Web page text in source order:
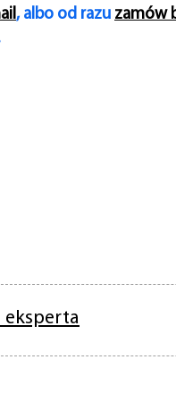
, albo od razu zamów
eksperta